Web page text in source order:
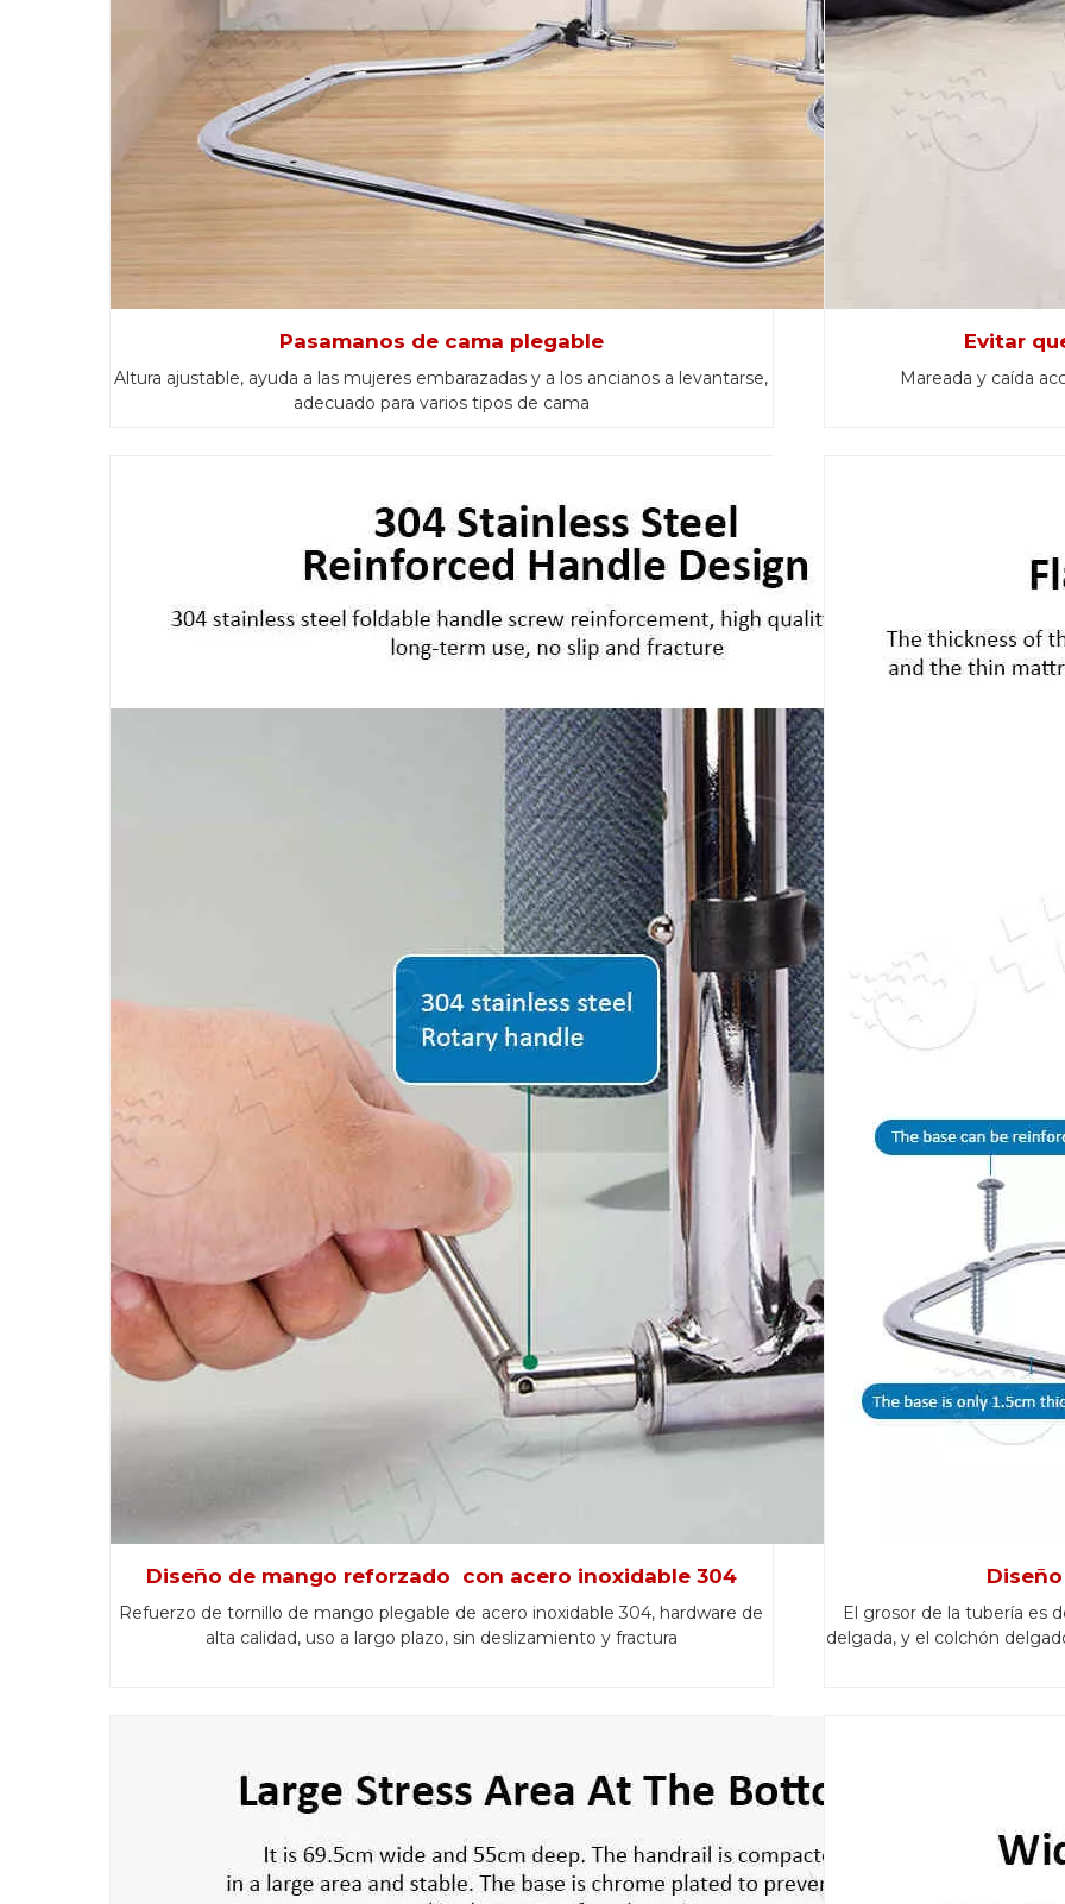
Pasamanos de cama plegable
Altura ajustable, ayuda a las mujeres embarazadas y a los ancianos a levantarse,
adecuado para varios tipos de cama
Evitar
Mareada y caída
Diseño de mango reforzado con acero inoxidable 304
Refuerzo de tornillo de mango plegable de acero inoxidable 304, hardware de
alta calidad, uso a largo plazo, sin deslizamiento y fractura
El grosor de la tubería es
delgada, y el colchón